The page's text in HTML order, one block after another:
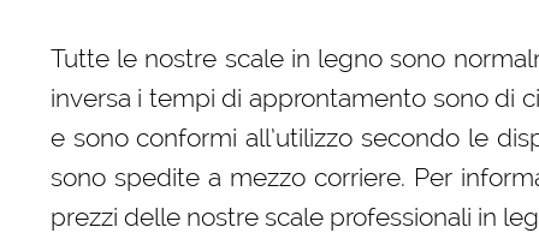
Tutte le nostre scale in legno sono
inversa i tempi di approntamento sono di
e sono conformi all’utilizzo secondo le
sono spedite a mezzo corriere. Per
prezzi delle nostre scale professionali in